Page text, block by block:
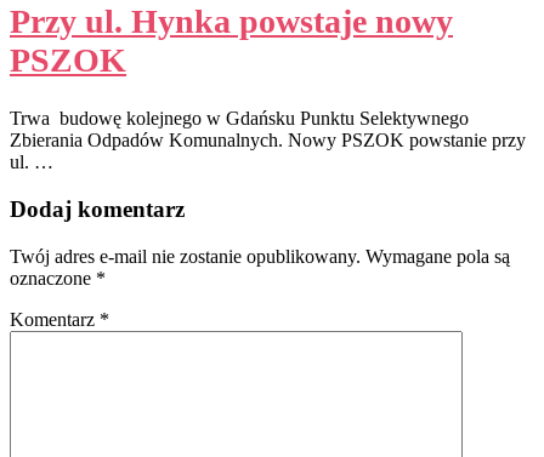
Przy ul. Hynka powstaje nowy
PSZOK
Trwa budowę kolejnego w Gdańsku Punktu Selektywnego
Zbierania Odpadów Komunalnych. Nowy PSZOK powstanie przy
ul. …
Dodaj komentarz
Twój adres e-mail nie zostanie opublikowany. Wymagane pola są
oznaczone *
Komentarz *